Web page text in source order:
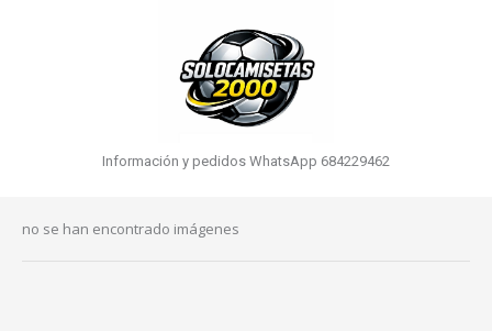
Información y pedidos WhatsApp 684229462
no se han encontrado imágenes